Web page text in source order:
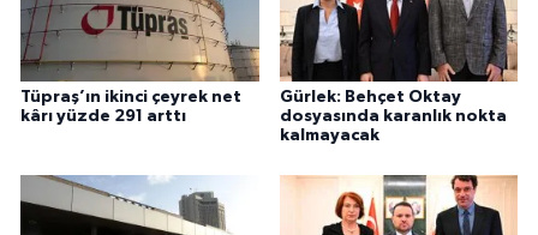
Tüpraş’ın ikinci çeyrek net
kârı yüzde 291 arttı
Gürlek: Behçet Oktay
dosyasında karanlık nokta
kalmayacak